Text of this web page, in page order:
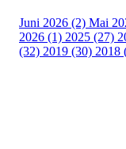
Juni 2026 (2) Mai
2026 (1) 2025 (27)
(32) 2019 (30) 2018